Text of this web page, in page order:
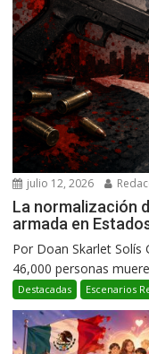
julio 12, 2026
La normalización
armada en
Por Doan Skarlet
46,000 personas
Destacadas Escenarios